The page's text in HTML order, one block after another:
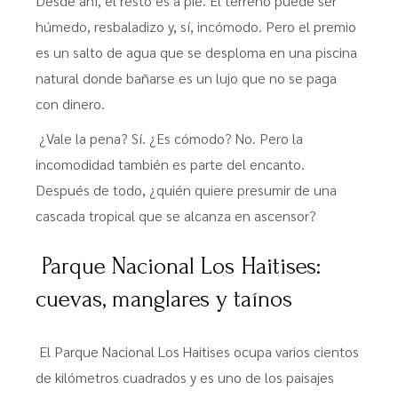
húmedo, resbaladizo y, sí, incómodo. Pero el premio
es un salto de agua que se desploma en una piscina
natural donde bañarse es un lujo que no se paga
con dinero.
¿Vale la pena? Sí. ¿Es cómodo? No. Pero la
incomodidad también es parte del encanto.
Después de todo, ¿quién quiere presumir de una
cascada tropical que se alcanza en ascensor?
Parque Nacional Los Haitises:
cuevas, manglares y taínos
El Parque Nacional Los Haitises ocupa varios cientos
de kilómetros cuadrados y es uno de los paisajes